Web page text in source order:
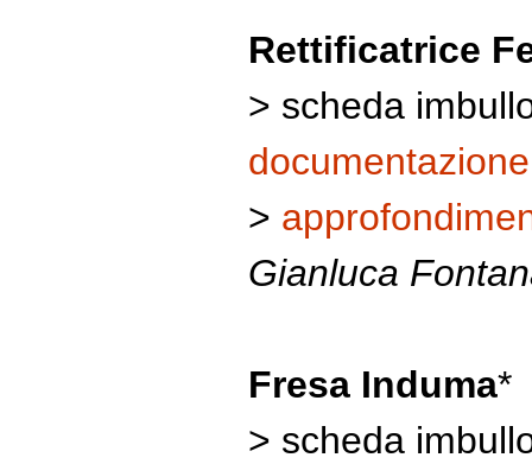
Rettificatrice
> scheda
>
Gianluca
Fresa Induma*
> scheda